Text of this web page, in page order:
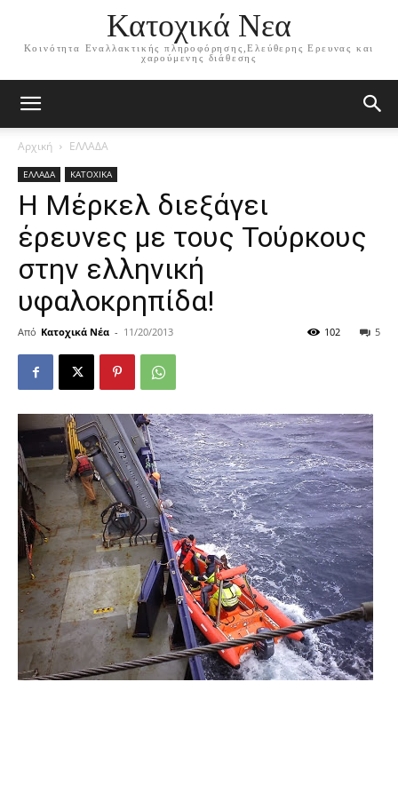
Κατοχικά Νεα
Κοινότητα Εναλλακτικής πληροφόρησης,Ελεύθερης Ερευνας και
χαρούμενης διάθεσης
Αρχική ΕΛΛΑΔΑ
ΕΛΛΑΔΑ ΚΑΤΟΧΙΚΑ
Η Μέρκελ διεξάγει
έρευνες με τους Τούρκους
στην ελληνική
υφαλοκρηπίδα!
Από Κατοχικά Νέα - 11/20/2013 5
102